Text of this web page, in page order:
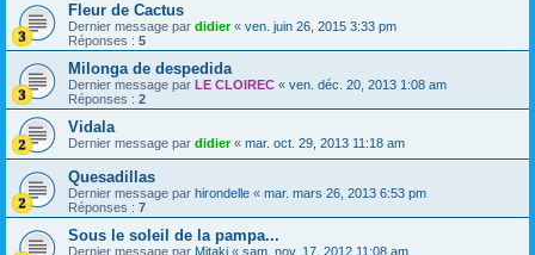
Fleur de Cactus
Dernier message par didier« ven. juin 26, 2015 3:33 pm
Réponses : 5
Milonga de despedida
Dernier message par LE CLOIREC « ven. déc. 20, 2013 1:08 am
Réponses : 2
Vidala
Dernier message par didier« mar. oct. 29, 2013 11:18 am
Quesadillas
Dernier message par hirondelle « mar. mars 26, 2013 6:53 pm
Réponses : 7
Sous le soleil de la pampa...
Dernier message par Mitaki « sam. nov. 17, 2012 11:08 am